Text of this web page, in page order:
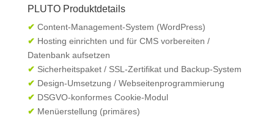
PLUTO Produktdetails
✔ Content-Management-System (WordPress)
✔ Hosting einrichten und für CMS vorbereiten /
Datenbank aufsetzen
✔ Sicherheitspaket / SSL-Zertifikat und Backup-System
✔ Design-Umsetzung / Webseitenprogrammierung
✔ DSGVO-konformes Cookie-Modul
✔ Menüerstellung (primäres)